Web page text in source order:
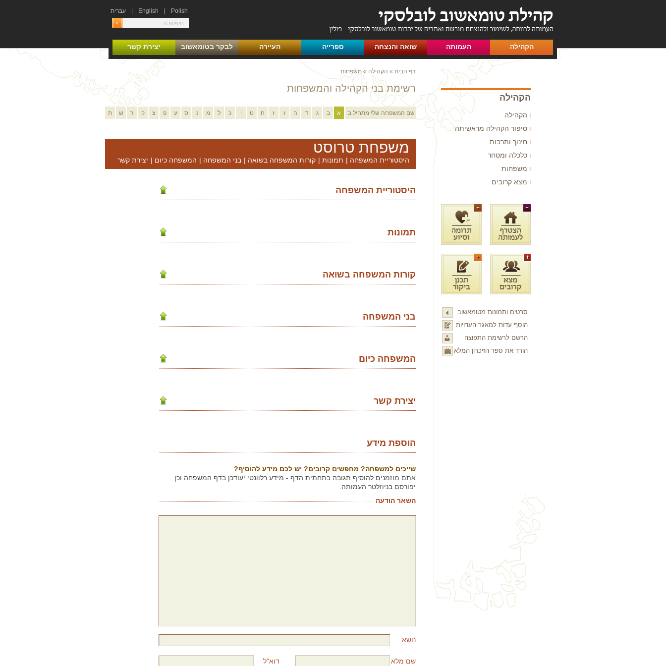
Polish
English עברית
הקהילה העמותה שואה והנצחה ספרייה העיירה לבקר בטומאשוב יצירת קשר
הקהילה
הקהילה
סיפור הקהילה מראשיתה
חינוך ותרבות
כלכלה ומסחר
משפחות
מצא קרובים
סרטים ותמונות מטומאשוב
הוסף עדות למאגר העדויות
הרשם לרשימת התפוצה
הורד את ספר הזיכרון המלא
דף הבית » הקהילה »משפחות
רשימת בני הקהילה והמשפחות
שם המשפחה שלי מתחיל ב: א ב ג ד ה ו ז ח ט י כ ל מ נ ס ע פ צ ק ר ש ת
משפחת טרוסט
היסטוריית המשפחה | תמונות | קורות המשפחה בשואה | בני המשפחה | המשפחה כיום | יצירת קשר
היסטוריית המשפחה
תמונות
קורות המשפחה בשואה
בני המשפחה
המשפחה כיום
יצירת קשר
הוספת מידע
שייכים למשפחה? מחפשים קרובים? יש לכם מידע להוסיף?
אתם מוזמנים להוסיף תגובה בתחתית הדף - מידע רלוונטי יעודכן בדף המשפחה וכן
יפורסם בניוזלטר העמותה.
השאר הודעה
שם מלא דוא"ל
נושא